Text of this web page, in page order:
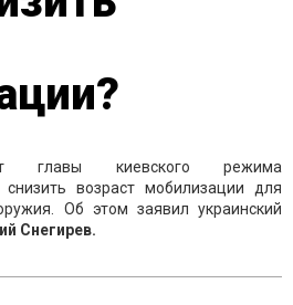
главы киевского режима
снизить возраст мобилизации для
Об этом заявил украинский
Снегирев.